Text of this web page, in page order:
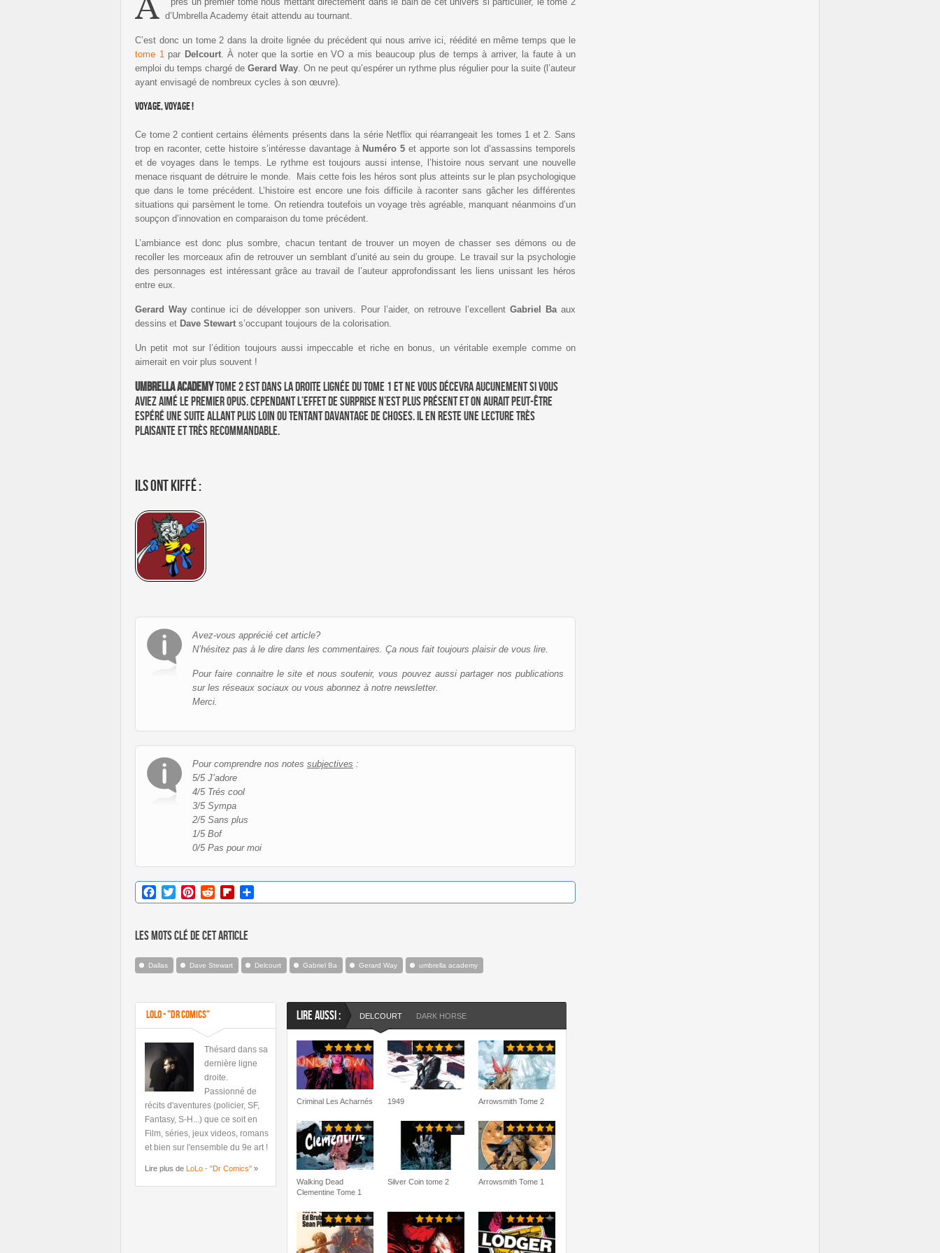
d’Umbrella Academy était attendu au tournant.
C’est donc un tome 2 dans la droite lignée du précédent qui nous arrive ici, réédité en même temps que le
tome 1 par Delcourt. À noter que la sortie en VO a mis beaucoup plus de temps à arriver, la faute à un
emploi du temps chargé de Gerard Way . On ne peut qu’espérer un rythme plus régulier pour la suite (l’auteur
ayant envisagé de nombreux cycles à son œuvre).
Voyage, voyage !
Ce tome 2 contient certains éléments présents dans la série Netflix qui réarrangeait les tomes 1 et 2. Sans
trop en raconter, cette histoire s’intéresse davantage à Numéro 5 et apporte son lot d’assassins temporels
et de voyages dans le temps. Le rythme est toujours aussi intense, l’histoire nous servant une nouvelle
menace risquant de détruire le monde. Mais cette fois les héros sont plus atteints sur le plan psychologique
que dans le tome précédent. L’histoire est encore une fois difficile à raconter sans gâcher les différentes
situations qui parsèment le tome. On retiendra toutefois un voyage très agréable, manquant néanmoins d’un
soupçon d’innovation en comparaison du tome précédent.
L’ambiance est donc plus sombre, chacun tentant de trouver un moyen de chasser ses démons ou de
recoller les morceaux afin de retrouver un semblant d’unité au sein du groupe. Le travail sur la psychologie
des personnages est intéressant grâce au travail de l’auteur approfondissant les liens unissant les héros
entre eux.
Gerard Way continue ici de développer son univers. Pour l’aider, on retrouve l’excellent Gabriel Baaux
dessins et Dave Stewart s’occupant toujours de la colorisation.
Un petit mot sur l’édition toujours aussi impeccable et riche en bonus, un véritable exemple comme on
aimerait en voir plus souvent !
Umbrella Academytome 2 est dans la droite lignée du tome 1 et ne vous décevra aucunement si vous
aviez aimé le premier opus. Cependant l’effet de surprise n’est plus présent et on aurait peut-être
espéré une suite allant plus loin ou tentant davantage de choses. Il en reste une lecture très
plaisante et très recommandable.
Ils ont kiffé :
Avez-vous apprécié cet article?
N’hésitez pas à le dire dans les commentaires. Ça nous fait toujours plaisir de vous lire.
Pour faire connaitre le site et nous soutenir, vous pouvez aussi partager nos publications
sur les réseaux sociaux ou vous abonnez à notre newsletter.
Merci.
Pour comprendre nos notes subjectives :
5/5 J’adore
4/5 Trés cool
3/5 Sympa
2/5 Sans plus
1/5 Bof
0/5 Pas pour moi
Facebook
TwitterPinterestRedditFlipboard
Les mots clé de cet article
Dallas Dave Stewart Delcourt Gabriel Ba Gerard Way umbrella academy
LoLo - "Dr Comics"
Thésard dans sa
dernière ligne
droite.
Passionné de
récits d'aventures (policier, SF,
Fantasy, S-H...) que ce soit en
Film, séries, jeux videos, romans
et bien sur l'ensemble du 9e art !
Lire plus de LoLo - "Dr Comics" »
LIRE AUSSI : DELCOURT DARK HORSE
Criminal Les Acharnés 1949 Arrowsmith Tome 2
Walking Dead
Clementine Tome 1
Silver Coin tome 2 Arrowsmith Tome 1